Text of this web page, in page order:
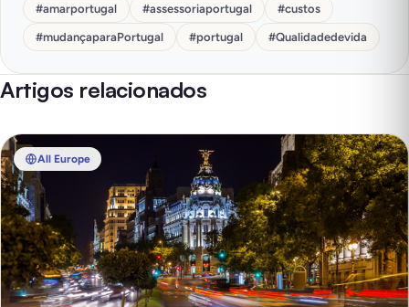
#amarportugal #assessoriaportugal #custos
#mudançaparaPortugal #portugal #Qualidadedevida
Artigos relacionados
All Europe